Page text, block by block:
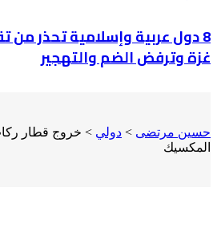
8 دول عربية وإسلامية تحذر من
غزة وترفض الضم والتهجير
حسين مرتضى > دولي > خروج قطار
المكسيك